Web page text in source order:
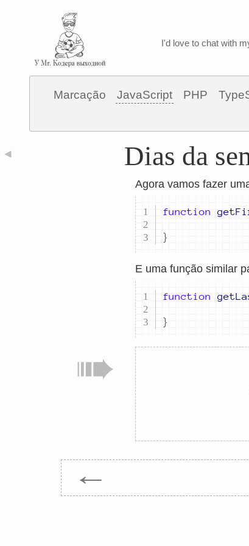
I'd love to chat with
Marcação JavaScript PHP
◀ Dias da
Agora vamos fazer
function
}
E uma função similar
function
}
←